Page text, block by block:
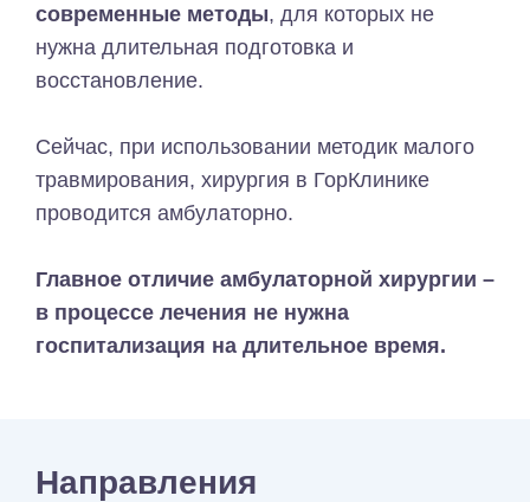
современные методы, для которых не
нужна длительная подготовка и
восстановление.
Сейчас, при использовании методик малого
травмирования, хирургия в ГорКлинике
проводится амбулаторно.
Главное отличие амбулаторной хирургии –
в процессе лечения не нужна
госпитализация на длительное время.
Направления